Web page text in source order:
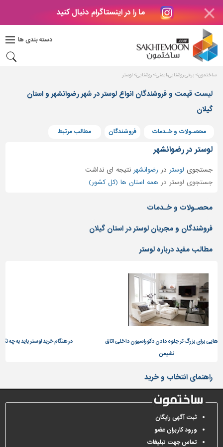
ما را در اینستاگرام دنبال کنید
دسته بندی ها
دکوراسیون
بتن
های
بتنی
پنجره
مصالح
پله،
نرده
حفاظ
دیوارپوش،
و
سرویس
بهداشتی
ابزار،یراق
و
ماشین
آلات
برقی،روشنایی،ایمنی
محوطه
سازی
و
نما
ساخت
و
ساز
ساختمون برقی،روشنایی،ایمنی روشنایی لوستر
لیست قیمت و فروشندگان انواع لوستر در شهر رضوانشهر و استان
گیلان
محصـولات و خـدمات فروشندگان مطالب مرتبط
لوستر در رضوانشهر
جستجوی لوستر در رضوانشهر نتیجه ای نداشت
جستجوی لوستر در همه استان ها (کل کشور)
محصـولات و خـدمات
فروشندگان و مجریان لوستر در استان گیلان
مطالب مفید درباره لوستر
تر جلوه دادن دکوراسیون داخلی اتاق
در هنگام خرید لوستر باید به چه نکاتی توجه
راهنمای انتخاب و خرید
ثبت آگهی رایگان
ورود کاربران عضو
تماس جهت تبلیغات